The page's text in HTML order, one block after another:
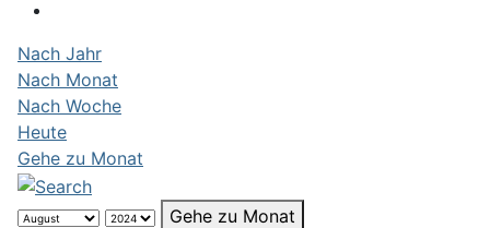
Nach Jahr
Nach Monat
Nach Woche
Heute
Gehe zu Monat
Gehe zu Monat